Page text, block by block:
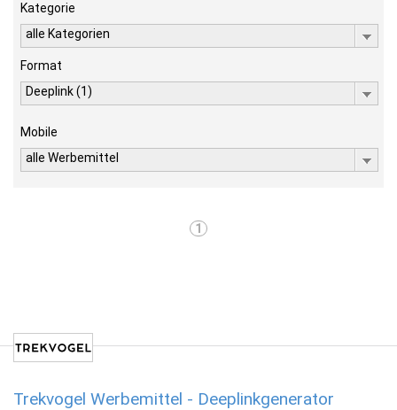
Kategorie
alle Kategorien
Format
Deeplink (1)
Mobile
alle Werbemittel
1
Trekvogel Werbemittel - Deeplinkgenerator